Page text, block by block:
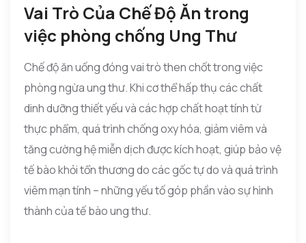
Vai Trò Của Chế Độ Ăn trong
việc phòng chống Ung Thư
Chế độ ăn uống đóng vai trò then chốt trong việc
phòng ngừa ung thư. Khi cơ thể hấp thụ các chất
dinh dưỡng thiết yếu và các hợp chất hoạt tính từ
thực phẩm, quá trình chống oxy hóa, giảm viêm và
tăng cường hệ miễn dịch được kích hoạt, giúp bảo vệ
tế bào khỏi tổn thương do các gốc tự do và quá trình
viêm mạn tính – những yếu tố góp phần vào sự hình
thành của tế bào ung thư.